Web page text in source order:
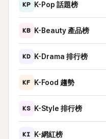
KP K-Pop 話題榜
KB K-Beauty 產品榜
KD K-Drama 排行榜
KF K-Food 趨勢
KS K-Style 排行榜
KI K-網紅榜